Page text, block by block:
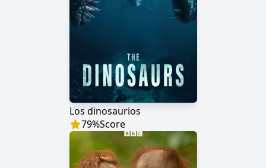
Los dinosaurios
79%Score